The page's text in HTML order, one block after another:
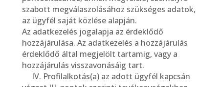
szabott megválaszolásához szükséges adatok,
az ügyfél saját közlése alapján.
Az adatkezelés jogalapja az érdeklődő
hozzájárulása. Az adatkezelés a hozzájárulás
érdeklődő által megjelölt tartamig, vagy a
hozzájárulás visszavonásáig tart.
IV. Profilalkotás(a) az adott ügyfél kapcsán